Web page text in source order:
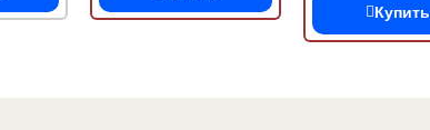
Купить